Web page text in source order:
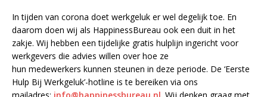
In tijden van corona doet werkgeluk er wel degelijk toe. En
daarom doen wij als HappinessBureau ook een duit in het
zakje. Wij hebben een tijdelijke gratis hulplijn ingericht voor
werkgevers die advies willen over hoe ze
hun medewerkers kunnen steunen in deze periode. De ‘Eerste
Hulp Bij Werkgeluk’-hotline is te bereiken via ons